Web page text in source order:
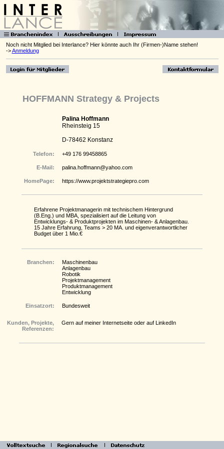
Noch nicht Mitglied bei Interlance? Hier könnte auch Ihr (Firmen-)Name stehen!
->Anmeldung
HOFFMANN Strategy & Projects
Palina Hoffmann
Rheinsteig 15
D-78462 Konstanz
Telefon: +49 176 99458865
E-Mail: palina.hoffmann@yahoo.com
HomePage: https://www.projektstrategiepro.com
Erfahrene Projektmanagerin mit technischem Hintergrund
(B.Eng.) und MBA, spezialisiert auf die Leitung von
Entwicklungs- & Produktprojekten im Maschinen- & Anlagenbau.
15 Jahre Erfahrung, Teams > 20 MA. und eigenverantwortlicher
Budget über 1 Mio.€
Branchen:
Maschinenbau
Anlagenbau
Robotik
Projektmanagement
Produktmanagement
Entwicklung
Einsatzort: Bundesweit
Kunden, Projekte,
Referenzen:
Gern auf meiner Internetseite oder auf LinkedIn